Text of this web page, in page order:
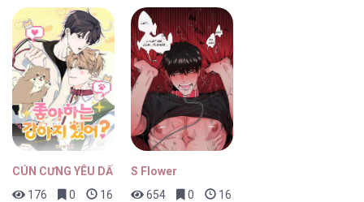
CÚN CƯNG YÊU DẤU
176
0 16 giờ trước
S Flower
654
0 16 giờ trước